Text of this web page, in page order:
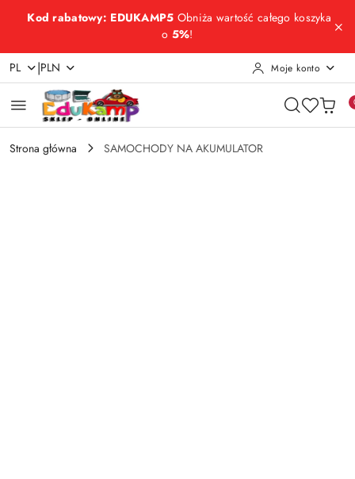
Przejdź do treści głównej
Przejdź do wyszukiwarki
Przejdź do moje konto
Przejdź do menu głównego
Przejdź do opisu produktu
Przejdź do stopki
Kod rabatowy: EDUKAMP5 Obniża wartość całego koszyka
o 5%!
PL |PLN Moje konto
Strona główna SAMOCHODY NA AKUMULATOR